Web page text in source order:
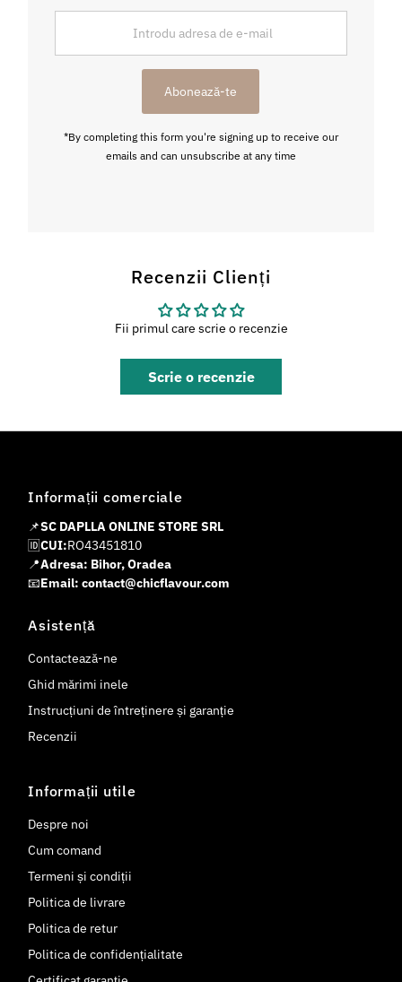
de
Abonează-te
*By completing this form you're signing up to receive our
emails and can unsubscribe at any time
Recenzii Clienți
Fii primul care scrie o recenzie
Scrie o recenzie
Informații comerciale
📌SC DAPLLA ONLINE STORE SRL
🆔CUI:RO43451810
📍Adresa: Bihor, Oradea
📧Email: contact@chicflavour.com
Asistență
Contactează-ne
Ghid mărimi inele
Instrucțiuni de întreținere și garanție
Recenzii
Informații utile
Despre noi
Cum comand
Termeni și condiții
Politica de livrare
Politica de retur
Politica de confidențialitate